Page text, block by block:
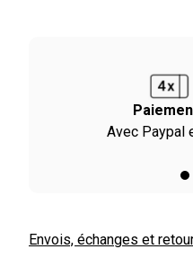
Avec Paypal
Envois, échanges et